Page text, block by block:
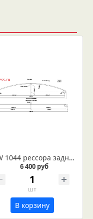
BAW 1044 рессора задняя лист № 1 (Арт. IR 02-06-01)
6 400 руб
шт
В корзину